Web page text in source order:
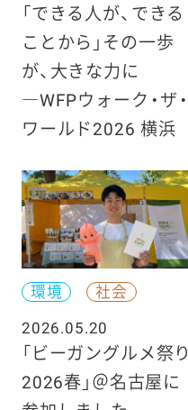
「できる人が、できる
ことから」その一歩
が、大きな力に
―WFPウォーク・ザ・
ワールド2026 横浜
環境
社会
2026.05.20
「ビーガングルメ祭り
2026春」＠名古屋に